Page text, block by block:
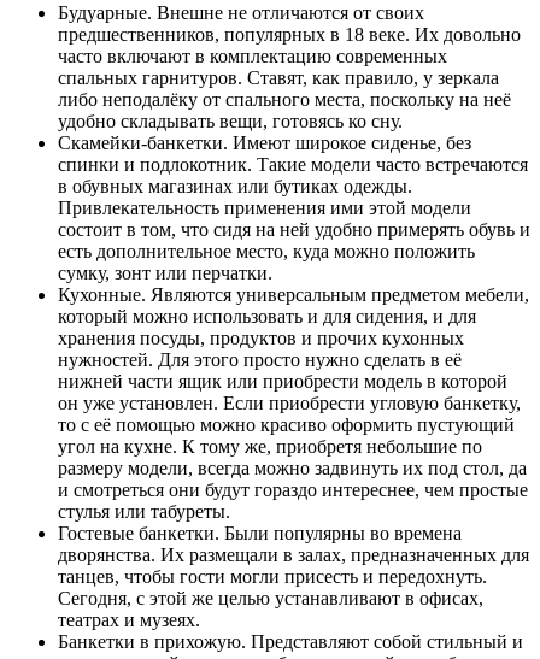
Будуарные. Внешне не отличаются от своих
предшественников, популярных в 18 веке. Их довольно
часто включают в комплектацию современных
спальных гарнитуров. Ставят, как правило, у зеркала
либо неподалёку от спального места, поскольку на неё
удобно складывать вещи, готовясь ко сну.
Скамейки-банкетки. Имеют широкое сиденье, без
спинки и подлокотник. Такие модели часто встречаются
в обувных магазинах или бутиках одежды.
Привлекательность применения ими этой модели
состоит в том, что сидя на ней удобно примерять обувь и
есть дополнительное место, куда можно положить
сумку, зонт или перчатки.
Кухонные. Являются универсальным предметом мебели,
который можно использовать и для сидения, и для
хранения посуды, продуктов и прочих кухонных
нужностей. Для этого просто нужно сделать в её
нижней части ящик или приобрести модель в которой
он уже установлен. Если приобрести угловую банкетку,
то с её помощью можно красиво оформить пустующий
угол на кухне. К тому же, приобретя небольшие по
размеру модели, всегда можно задвинуть их под стол, да
и смотреться они будут гораздо интереснее, чем простые
стулья или табуреты.
Гостевые банкетки. Были популярны во времена
дворянства. Их размещали в залах, предназначенных для
танцев, чтобы гости могли присесть и передохнуть.
Сегодня, с этой же целью устанавливают в офисах,
театрах и музеях.
Банкетки в прихожую. Представляют собой стильный и